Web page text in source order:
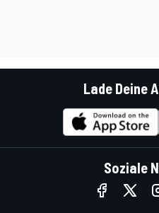
Lade Deine
Soziale